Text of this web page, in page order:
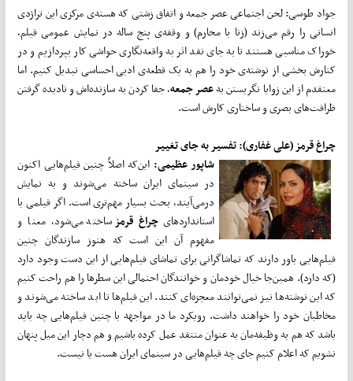
جواد طوسی: لحن اجتماعی عصر جمعه و اتفاق زشتی که هسته‌ی مرکزی این تراژدی
انسانی را رقم می‌زند (زنا با محارم) و وقفه‌ی پنج ساله در نمایش عمومی فیلم،
خوراک مناسبی هستند تا به جای نقد اثر به واقعه‌نگاری حواشی کار بپردازیم و در
کنارش بخشی از نوشته‌ی خود را هم به یک قطعه‌ی ادبی احساسی تبدیل کنیم. اما
معتقدم از این زوایا نگریستن بهعصر جمعه، جفا کردن به سازنده‌اش و نادیده گرفتن
ظرافت‌های بصری و ساختاری کارش است.
چراغ قرمز (علی غفاری): تفسیر به جای تغییر
شاپور عظیمی:این‌که اصلاً چنین فیلم‌هایی اکنون
در سینمای ایران ساخته می‌شوند و به نمایش
درمی‌آیند، بحث بسیار مهم‌تری است. اگر فیلمی با
استاندارد‌های چراغ قرمزساخته می‌‌‌شود،‌ معنا و
مفهوم آن این است که هنوز سازندگان چنین
فیلم‌هایی باور دارند که تماشاگرانی برای تماشای فیلم‌هایی از این دست وجود دارد
(که دارد). همین‌جا خیال خودمان و خوانندگان احتمالی این سطر‌ها را هم راحت کنیم
که این نوشته‌ها نیز نمی‌توانند معجزه‌ای کنند. این فیلم‌ها تا ابد ساخته می‌شوند و
مخاطبان خود را خواهند داشت. رویکرد ما در مواجهه با چنین فیلم‌هایی چه باید
باشد که هم به وظیفه‌مان به عنوان منتقد عمل کرده باشیم و هم دچار این میل پنهان
نشویم که اعلام کنیم جای چه فیلم‌هایی در سینمای ایران هست یا نیست.